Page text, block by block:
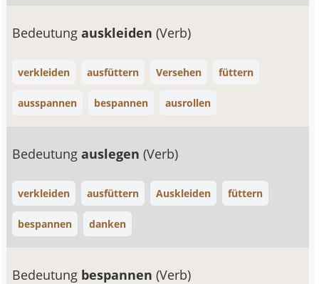
Bedeutungauskleiden(Verb)
verkleiden ausfüttern Versehen füttern
ausspannen bespannen ausrollen
Bedeutungauslegen(Verb)
verkleiden ausfüttern Auskleiden füttern
bespannen danken
Bedeutung bespannen(Verb)